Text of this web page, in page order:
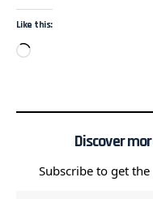
Like this:
Discover
Subscribe to get